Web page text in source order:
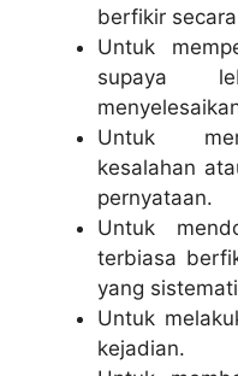
berfikir
Untuk
supaya
Untuk
kesalahan
pernyataan.
Untuk
terbiasa
yang
Untuk
kejadian.